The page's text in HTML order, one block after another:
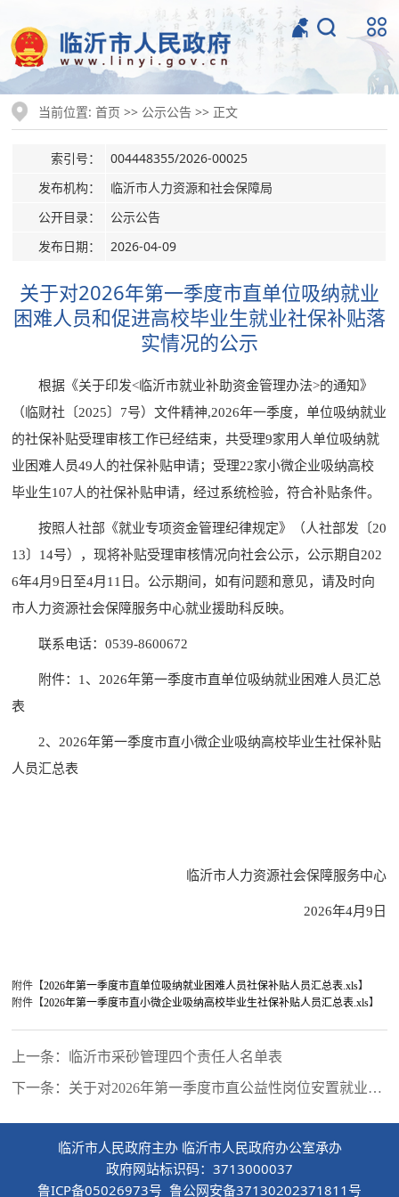
当前位置:首页 >> 公示公告 >> 正文
索引号：
004448355/2026-00025
发布机构：
临沂市人力资源和社会保障局
公开目录：
公示公告
发布日期：
2026-04-09
关于对2026年第一季度市直单位吸纳就业
困难人员和促进高校毕业生就业社保补贴落
实情况的公示
根据《关于印发<临沂市就业补助资金管理办法>的通知》
（临财社〔2025〕7号）文件精神,2026年一季度，单位吸纳就业
的社保补贴受理审核工作已经结束，共受理9家用人单位吸纳就
业困难人员49人的社保补贴申请；受理22家小微企业吸纳高校
毕业生107人的社保补贴申请，经过系统检验，符合补贴条件。
按照人社部《就业专项资金管理纪律规定》（人社部发〔20
13〕14号），现将补贴受理审核情况向社会公示，公示期自202
6年4月9日至4月11日。公示期间，如有问题和意见，请及时向
市人力资源社会保障服务中心就业援助科反映。
联系电话：0539-8600672
附件：1、2026年第一季度市直单位吸纳就业困难人员汇总
表
2、2026年第一季度市直小微企业吸纳高校毕业生社保补贴
人员汇总表
临沂市人力资源社会保障服务中心
2026年4月9日
附件【2026年第一季度市直单位吸纳就业困难人员社保补贴人员汇总表.xls】
附件【2026年第一季度市直小微企业吸纳高校毕业生社保补贴人员汇总表.xls】
上一条：临沂市采砂管理四个责任人名单表
下一条：关于对2026年第一季度市直公益性岗位安置就业困
临沂市人民政府主办 临沂市人民政府办公室承办
政府网站标识码：3713000037
鲁ICP备05026973号 鲁公网安备37130202371811号